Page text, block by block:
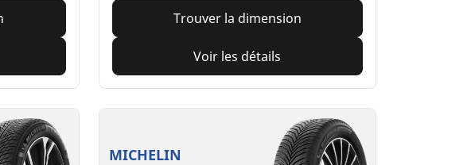
Trouver la dimension
Voir les détails
MICHELIN